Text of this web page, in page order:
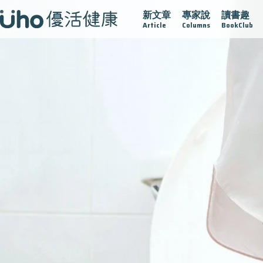
新文章
Article
專家說
Columns
讀書趣
BookClub
黏 守護腺在 疫情保衛戰 再生醫學 愛的未來視